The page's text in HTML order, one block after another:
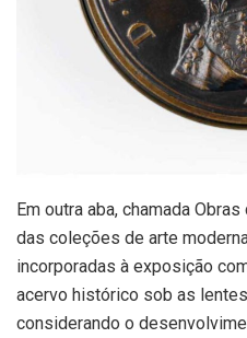
Em outra aba, chamada
das coleções de arte
incorporadas à exposição
acervo histórico sob as
considerando o